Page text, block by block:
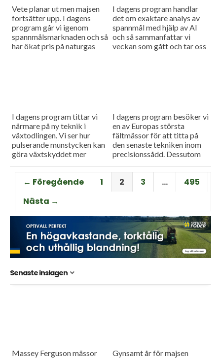
Vete planar ut men majsen
fortsätter upp. I dagens
program går vi igenom
spannmålsmarknaden och så
har ökat pris på naturgas
I dagens program handlar
det om exaktare analys av
spannmål med hjälp av AI
och så sammanfattar vi
veckan som gått och tar oss
I dagens program tittar vi
närmare på ny teknik i
växtodlingen. Vi ser hur
pulserande munstycken kan
göra växtskyddet mer
såmaskin med tre separata
tankar kan...
I dagens program besöker vi
en av Europas största
fältmässor för att titta på
den senaste tekniken inom
precisionssådd. Dessutom
Farmall M – en
uppkopplad...
← Föregående 1 2 3 …
495
Nästa →
Senaste inslagen
Massey Ferguson mässor Gynsamt år för majsen